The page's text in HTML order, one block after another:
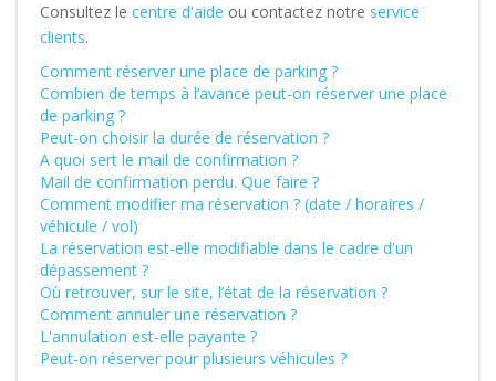
Consultez le centre d'aide ou contactez notre service
clients.
Comment réserver une place de parking ?
Combien de temps à l’avance peut-on réserver une place
de parking ?
Peut-on choisir la durée de réservation ?
A quoi sert le mail de confirmation ?
Mail de confirmation perdu. Que faire ?
Comment modifier ma réservation ? (date / horaires /
véhicule / vol)
La réservation est-elle modifiable dans le cadre d'un
dépassement ?
Où retrouver, sur le site, l’état de la réservation ?
Comment annuler une réservation ?
L'annulation est-elle payante ?
Peut-on réserver pour plusieurs véhicules ?